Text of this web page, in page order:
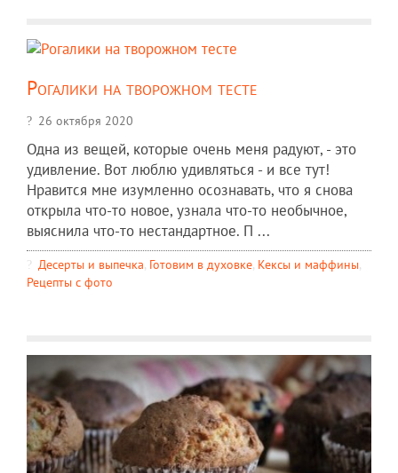
Рогалики на творожном тесте
26 октября 2020
Одна из вещей, которые очень меня радуют, - это
удивление. Вот люблю удивляться - и все тут!
Нравится мне изумленно осознавать, что я снова
открыла что-то новое, узнала что-то необычное,
выяснила что-то нестандартное. П ...
Десерты и выпечка, Готовим в духовке, Кексы и маффины,
Рецепты c фото